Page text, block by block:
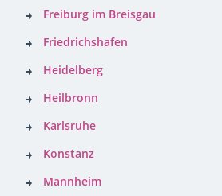
Freiburg im Breisgau
Friedrichshafen
Heidelberg
Heilbronn
Karlsruhe
Konstanz
Mannheim